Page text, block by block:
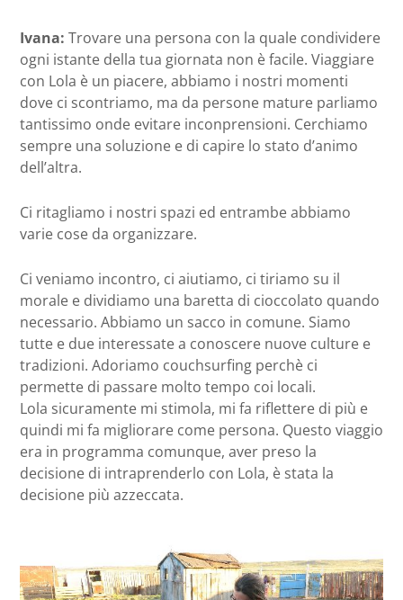
Ivana: Trovare una persona con la quale condividere
ogni istante della tua giornata non è facile. Viaggiare
con Lola è un piacere, abbiamo i nostri momenti
dove ci scontriamo, ma da persone mature parliamo
tantissimo onde evitare inconprensioni. Cerchiamo
sempre una soluzione e di capire lo stato d’animo
dell’altra.
Ci ritagliamo i nostri spazi ed entrambe abbiamo
varie cose da organizzare.
Ci veniamo incontro, ci aiutiamo, ci tiriamo su il
morale e dividiamo una baretta di cioccolato quando
necessario. Abbiamo un sacco in comune. Siamo
tutte e due interessate a conoscere nuove culture e
tradizioni. Adoriamo couchsurfing perchè ci
permette di passare molto tempo coi locali.
Lola sicuramente mi stimola, mi fa riflettere di più e
quindi mi fa migliorare come persona. Questo viaggio
era in programma comunque, aver preso la
decisione di intraprenderlo con Lola, è stata la
decisione più azzeccata.